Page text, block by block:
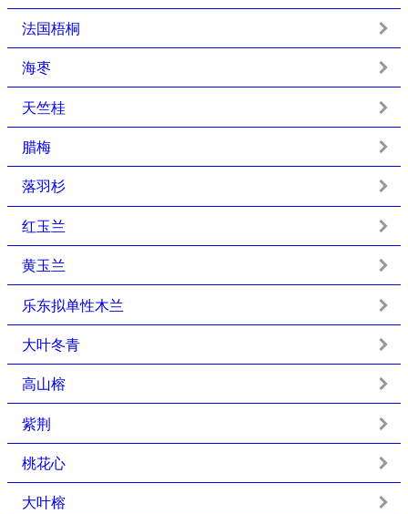
法国梧桐
海枣
天竺桂
腊梅
落羽杉
红玉兰
黄玉兰
乐东拟单性木兰
大叶冬青
高山榕
紫荆
桃花心
大叶榕